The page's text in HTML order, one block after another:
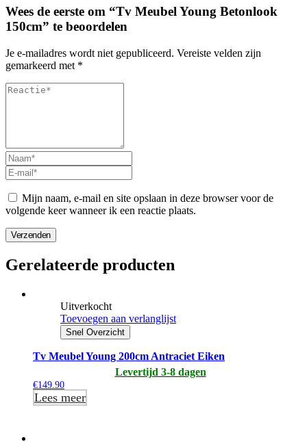
Wees de eerste om “Tv Meubel Young Betonlook
150cm” te beoordelen
Je e-mailadres wordt niet gepubliceerd. Vereiste velden zijn
gemarkeerd met *
Mijn naam, e-mail en site opslaan in deze browser voor de
volgende keer wanneer ik een reactie plaats.
Verzenden
Gerelateerde producten
Uitverkocht
Toevoegen aan verlanglijst
Snel Overzicht
Tv Meubel Young 200cm Antraciet Eiken
Levertijd 3-8 dagen
€149.90
Lees meer